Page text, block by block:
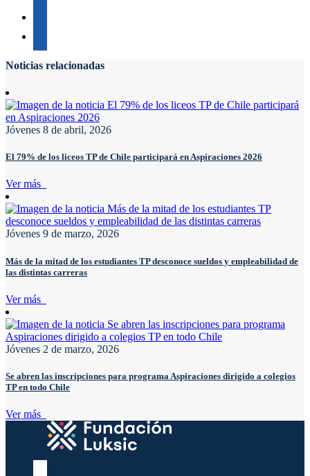
Noticias relacionadas
Jóvenes 8 de abril, 2026
El 79% de los liceos TP de Chile participará en Aspiraciones 2026
Ver más
Jóvenes 9 de marzo, 2026
Más de la mitad de los estudiantes TP desconoce sueldos y empleabilidad de
las distintas carreras
Ver más
Jóvenes 2 de marzo, 2026
Se abren las inscripciones para programa Aspiraciones dirigido a colegios
TP en todo Chile
Ver más